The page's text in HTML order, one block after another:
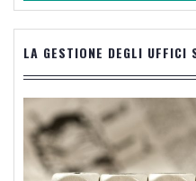
LA GESTIONE DEGLI UFFICI